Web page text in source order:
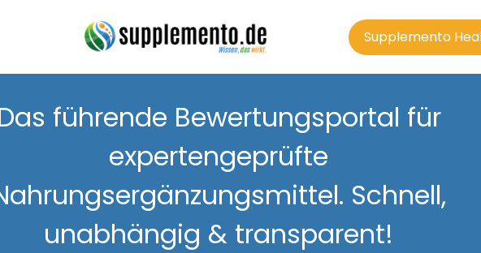
Supplemento
führende Bewertungsportal für
expertengeprüfte
Schnell,
unabhängig & transparent!